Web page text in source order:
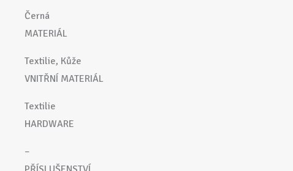
Černá
MATERIÁL
Textilie, Kůže
VNITŘNÍ MATERIÁL
Textilie
HARDWARE
–